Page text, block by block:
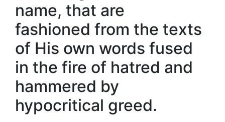
name, that are
fashioned from the texts
of His own words fused
in the fire of hatred and
hammered by
hypocritical greed.